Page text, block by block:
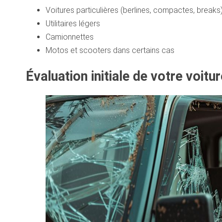
Voitures particulières (berlines, compactes,
Utilitaires légers
Camionnettes
Motos et scooters dans certains cas
Évaluation initiale de votre